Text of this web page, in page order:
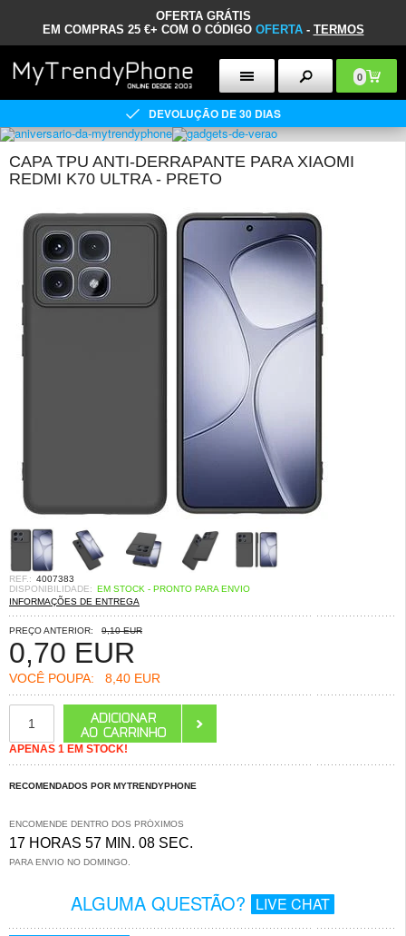
OFERTA GRÁTIS
EM COMPRAS 25 €+ COM O CÓDIGO OFERTA- TERMOS
0
DEVOLUÇÃO DE 30 DIAS
CAPA TPU ANTI-DERRAPANTE PARA XIAOMI
REDMI K70 ULTRA - PRETO
REF.: 4007383
DISPONIBILIDADE: EM STOCK - PRONTO PARA ENVIO
INFORMAÇÕES DE ENTREGA
PREÇO ANTERIOR: 9,10 EUR
0,70 EUR
VOCÊ POUPA: 8,40 EUR
APENAS 1 EM STOCK!
RECOMENDADOS POR MYTRENDYPHONE
ENCOMENDE DENTRO DOS PRÓXIMOS
17 HORAS 57 MIN. 08 SEC.
PARA ENVIO NO DOMINGO.
ALGUMA QUESTÃO? LIVE CHAT